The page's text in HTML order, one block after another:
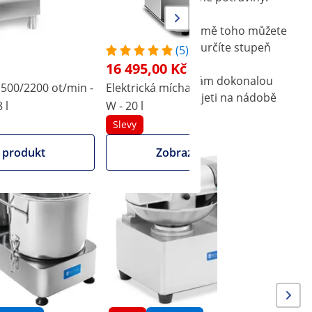
2200 ot/min -
l
produkt
(5)
16 495,00 Kč
Elektrická míchačka na maso - 550
W - 20 l
Slevy
Zobrazit produkt
pomocí ovládacího panelu. Kromě toho můžete
jemné nebo jemné sekání – sami určíte stupeň
snižuje provozní hluk a zaručuje vám dokonalou
přísad během sekání. Boční rukojeti na nádobě